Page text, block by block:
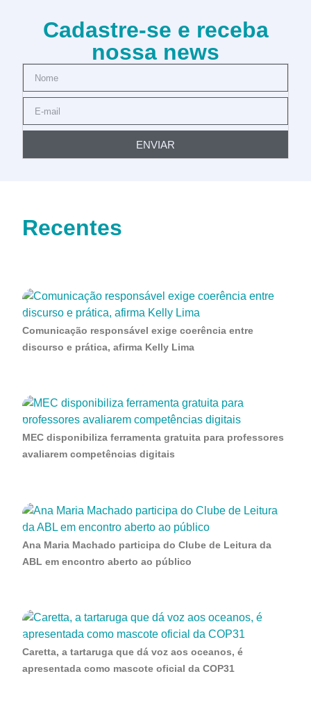
Cadastre-se e receba
nossa news
ENVIAR
Recentes
Comunicação responsável exige coerência entre
discurso e prática, afirma Kelly Lima
MEC disponibiliza ferramenta gratuita para professores
avaliarem competências digitais
Ana Maria Machado participa do Clube de Leitura da
ABL em encontro aberto ao público
Caretta, a tartaruga que dá voz aos oceanos, é
apresentada como mascote oficial da COP31